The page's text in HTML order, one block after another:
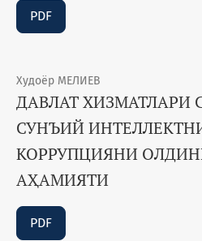
PDF
Худоёр МЕЛИЕВ
ДАВЛАТ ХИЗМАТЛАРИ
СУНЪИЙ
КОРРУПЦИЯНИ
АҲАМИЯТИ
PDF